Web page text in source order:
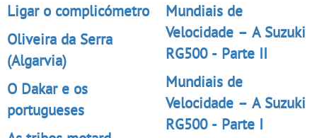
Ligar o complicómetro
Oliveira da Serra
(Algarvia)
O Dakar e os
portugueses
Mundiais de
Velocidade – A Suzuki
RG500 - Parte II
Mundiais de
Velocidade – A Suzuki
RG500 - Parte I